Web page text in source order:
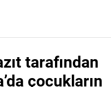
tarafından
çocukların